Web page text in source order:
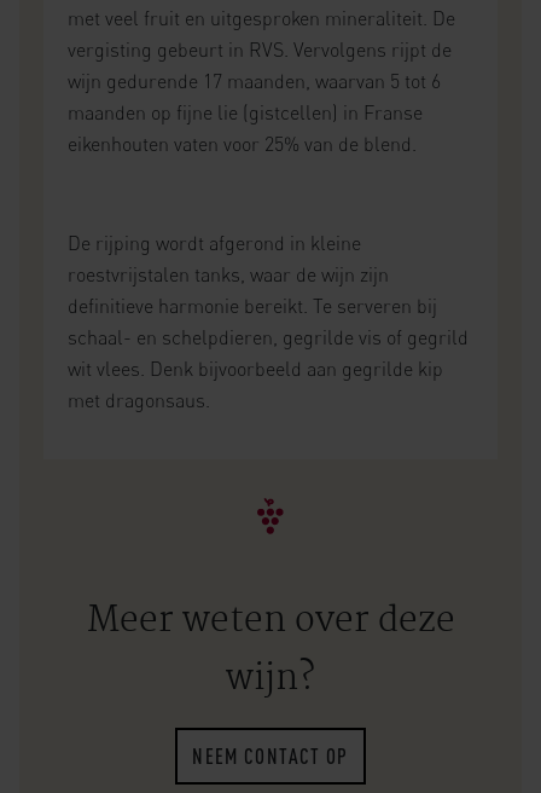
met veel fruit en uitgesproken mineraliteit. De
vergisting gebeurt in RVS. Vervolgens rijpt de
wijn gedurende 17 maanden, waarvan 5 tot 6
maanden op fijne lie (gistcellen) in Franse
eikenhouten vaten voor 25% van de blend.
De rijping wordt afgerond in kleine
roestvrijstalen tanks, waar de wijn zijn
definitieve harmonie bereikt. Te serveren bij
schaal- en schelpdieren, gegrilde vis of gegrild
wit vlees. Denk bijvoorbeeld aan gegrilde kip
met dragonsaus.
Meer weten over deze
wijn?
NEEM CONTACT OP